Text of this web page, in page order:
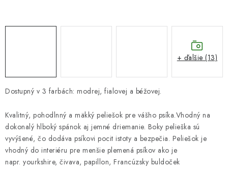
Dostupný v 3 farbách: modrej, fialovej a béžovej.
Kvalitný, pohodlnný a mäkký peliešok pre vášho psíka.Vhodný na
dokonalý hlboký spánok aj jemné driemanie. Boky pelieška sú
vyvýšené, čo dodáva psíkovi pocit istoty a bezpečia. Peliešok je
vhodný do interiéru pre menšie plemená psíkov ako je
napr. yourkshire, čivava, papillon, Francúzsky buldoček
+ ďalšie (13)